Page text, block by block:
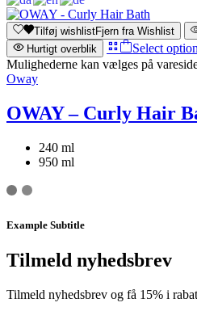
Tilføj wishlistFjern fra Wishlist
Hurtigt overblik
Select
Mulighederne kan vælges på
Oway
OWAY – Curly Hair
240 ml
950 ml
Example Subtitle
Tilmeld nyhedsbrev
Tilmeld nyhedsbrev og få 15% i